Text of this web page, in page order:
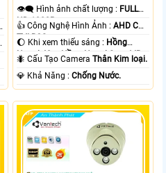
👁️‍🗨 Hình ảnh chất lượng : FULL
HD 1080P .
👍 Công Nghệ Hình Ảnh :AHD CVI
TVI BCS.
🌔 Khi xem thiếu sáng : Hồng
Ngoại 40m Hồng Ngoại Smart IR.
🐜 Cấu Tạo CameraThân Kim loại.
️💎 Khả Năng :Chống Nước.